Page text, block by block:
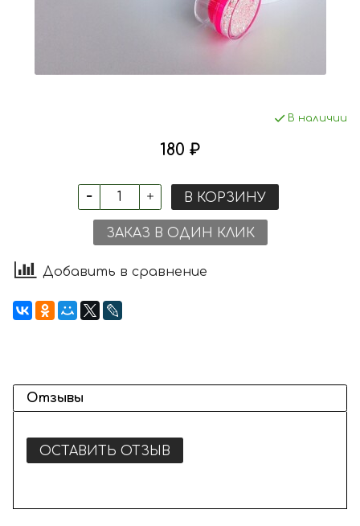
В наличии
180 ₽
В КОРЗИНУ
ЗАКАЗ В ОДИН КЛИК
Добавить в сравнение
Отзывы
ОСТАВИТЬ ОТЗЫВ